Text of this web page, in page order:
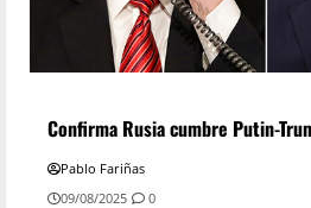
Confirma Rusia cumbre Putin-
Pablo Fariñas
09/08/2025
0